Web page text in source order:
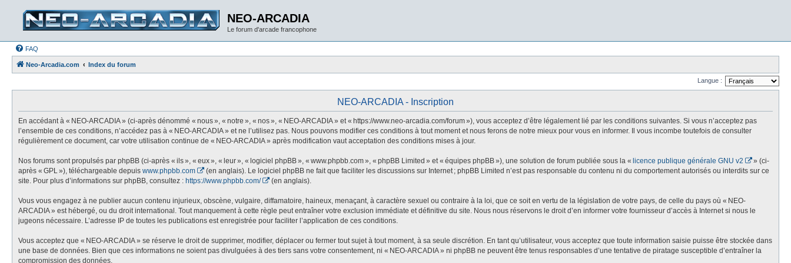
NEO-ARCADIA
Le forum d'arcade francophone
FAQ
Neo-Arcadia.com Index du forum
Langue :
NEO-ARCADIA - Inscription
En accédant à « NEO-ARCADIA » (ci-après dénommé « nous », « notre », « nos », « NEO-ARCADIA » et « https://www.neo-arcadia.com/forum »), vous acceptez d’être légalement lié par les conditions suivantes. Si vous n’acceptez pas
l’ensemble de ces conditions, n’accédez pas à « NEO-ARCADIA » et ne l’utilisez pas. Nous pouvons modifier ces conditions à tout moment et nous ferons de notre mieux pour vous en informer. Il vous incombe toutefois de consulter
régulièrement ce document, car votre utilisation continue de « NEO-ARCADIA » après modification vaut acceptation des conditions mises à jour.
Nos forums sont propulsés par phpBB (ci-après « ils », « eux », « leur », « logiciel phpBB », « www.phpbb.com », « phpBB Limited » et « équipes phpBB »), une solution de forum publiée sous la « licence publique générale GNU v2
» (ci-
après « GPL »), téléchargeable depuis www.phpbb.com
(en anglais). Le logiciel phpBB ne fait que faciliter les discussions sur Internet ; phpBB Limited n’est pas responsable du contenu ni du comportement autorisés ou interdits sur ce
site. Pour plus d’informations sur phpBB, consultez : https://www.phpbb.com/ (en anglais).
Vous vous engagez à ne publier aucun contenu injurieux, obscène, vulgaire, diffamatoire, haineux, menaçant, à caractère sexuel ou contraire à la loi, que ce soit en vertu de la législation de votre pays, de celle du pays où « NEO-
ARCADIA » est hébergé, ou du droit international. Tout manquement à cette règle peut entraîner votre exclusion immédiate et définitive du site. Nous nous réservons le droit d’en informer votre fournisseur d’accès à Internet si nous le
jugeons nécessaire. L’adresse IP de toutes les publications est enregistrée pour faciliter l’application de ces conditions.
Vous acceptez que « NEO-ARCADIA » se réserve le droit de supprimer, modifier, déplacer ou fermer tout sujet à tout moment, à sa seule discrétion. En tant qu’utilisateur, vous acceptez que toute information saisie puisse être stockée dans
une base de données. Bien que ces informations ne soient pas divulguées à des tiers sans votre consentement, ni « NEO-ARCADIA » ni phpBB ne peuvent être tenus responsables d’une tentative de piratage susceptible d’entraîner la
compromission des données.